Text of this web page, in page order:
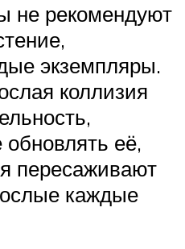
не рекомендуют
экземпляры.
коллизия
обновлять её,
пересаживают
каждые